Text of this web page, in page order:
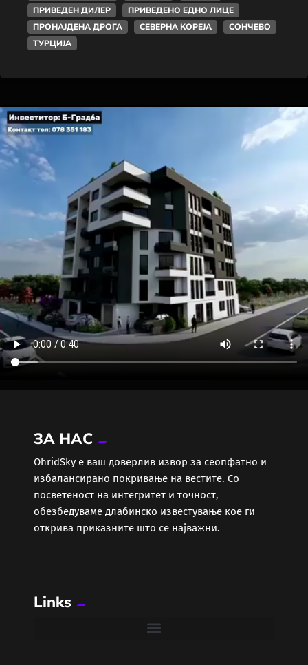
ПРИВЕДЕН ДИЛЕР
ПРИВЕДЕНО ЕДНО ЛИЦЕ
ПРОНАЈДЕНА ДРОГА
СЕВЕРНА КОРЕЈА
СОНЧЕВО
ТУРЦИЈА
ЗА НАС
ОhridSky е ваш доверлив извор за сеопфатно и
избалансирано покривање на вестите. Со
посветеност на интегритет и точност,
обезбедуваме длабинско известување кое ги
открива приказните што се најважни.
Links